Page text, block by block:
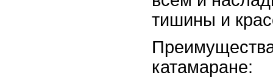
тишины и
катамаране: